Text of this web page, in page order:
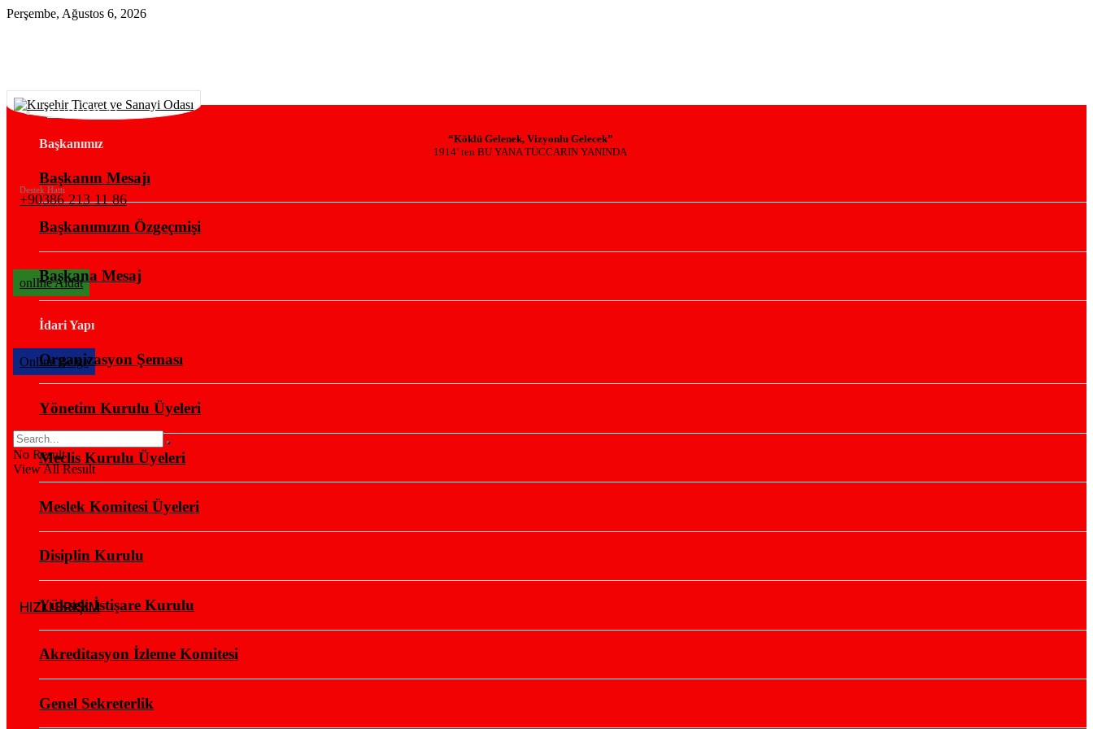
Perşembe, Ağustos 6, 2026
“Köklü Gelenek, Vizyonlu Gelecek”
1914’ ten BU YANA TÜCCARIN YANINDA
Destek Hattı
+90386 213 11 86
onlIne Aidat
OnlIne Belge
No Result
View All Result
HIZLI ERİŞİM
KURUMSAL
Başkanımız
Başkanın Mesajı
Başkanımızın Özgeçmişi
Başkana Mesaj
İdari Yapı
Organizasyon Şeması
Yönetim Kurulu Üyeleri
Meclis Kurulu Üyeleri
Meslek Komitesi Üyeleri
Disiplin Kurulu
Yüksek İstişare Kurulu
Akreditasyon İzleme Komitesi
Genel Sekreterlik